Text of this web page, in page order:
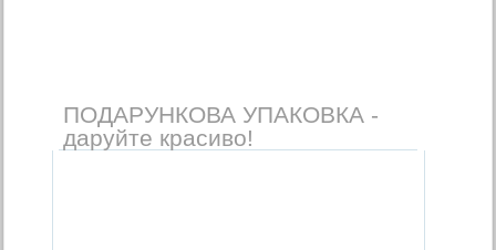
ПОДАРУНКОВА УПАКОВКА -
даруйте красиво!